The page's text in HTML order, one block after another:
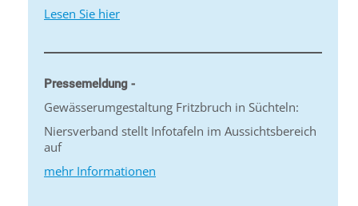
Lesen Sie hier
Pressemeldung -
Gewässerumgestaltung Fritzbruch in Süchteln:
Niersverband stellt Infotafeln im Aussichtsbereich
auf
mehr Informationen